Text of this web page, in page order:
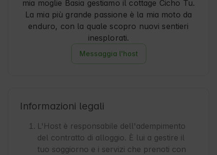
mia moglie Basia gestiamo il cottage Cicho Tu.
La mia più grande passione è la mia moto da
enduro, con la quale scopro nuovi sentieri
inesplorati.
Messaggia l'host
Informazioni legali
L'Host è responsabile dell'adempimento
del contratto di alloggio. È lui a gestire il
tuo soggiorno e i servizi che prenoti con